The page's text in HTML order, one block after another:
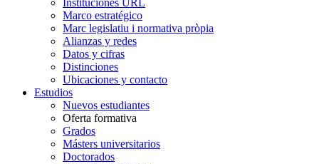
Marco estratégico
Marc legislatiu i normativa pròpia
Alianzas y redes
Datos y cifras
Distinciones
Ubicaciones y contacto
Estudios
Nuevos estudiantes
Oferta formativa
Grados
Másters universitarios
Doctorados